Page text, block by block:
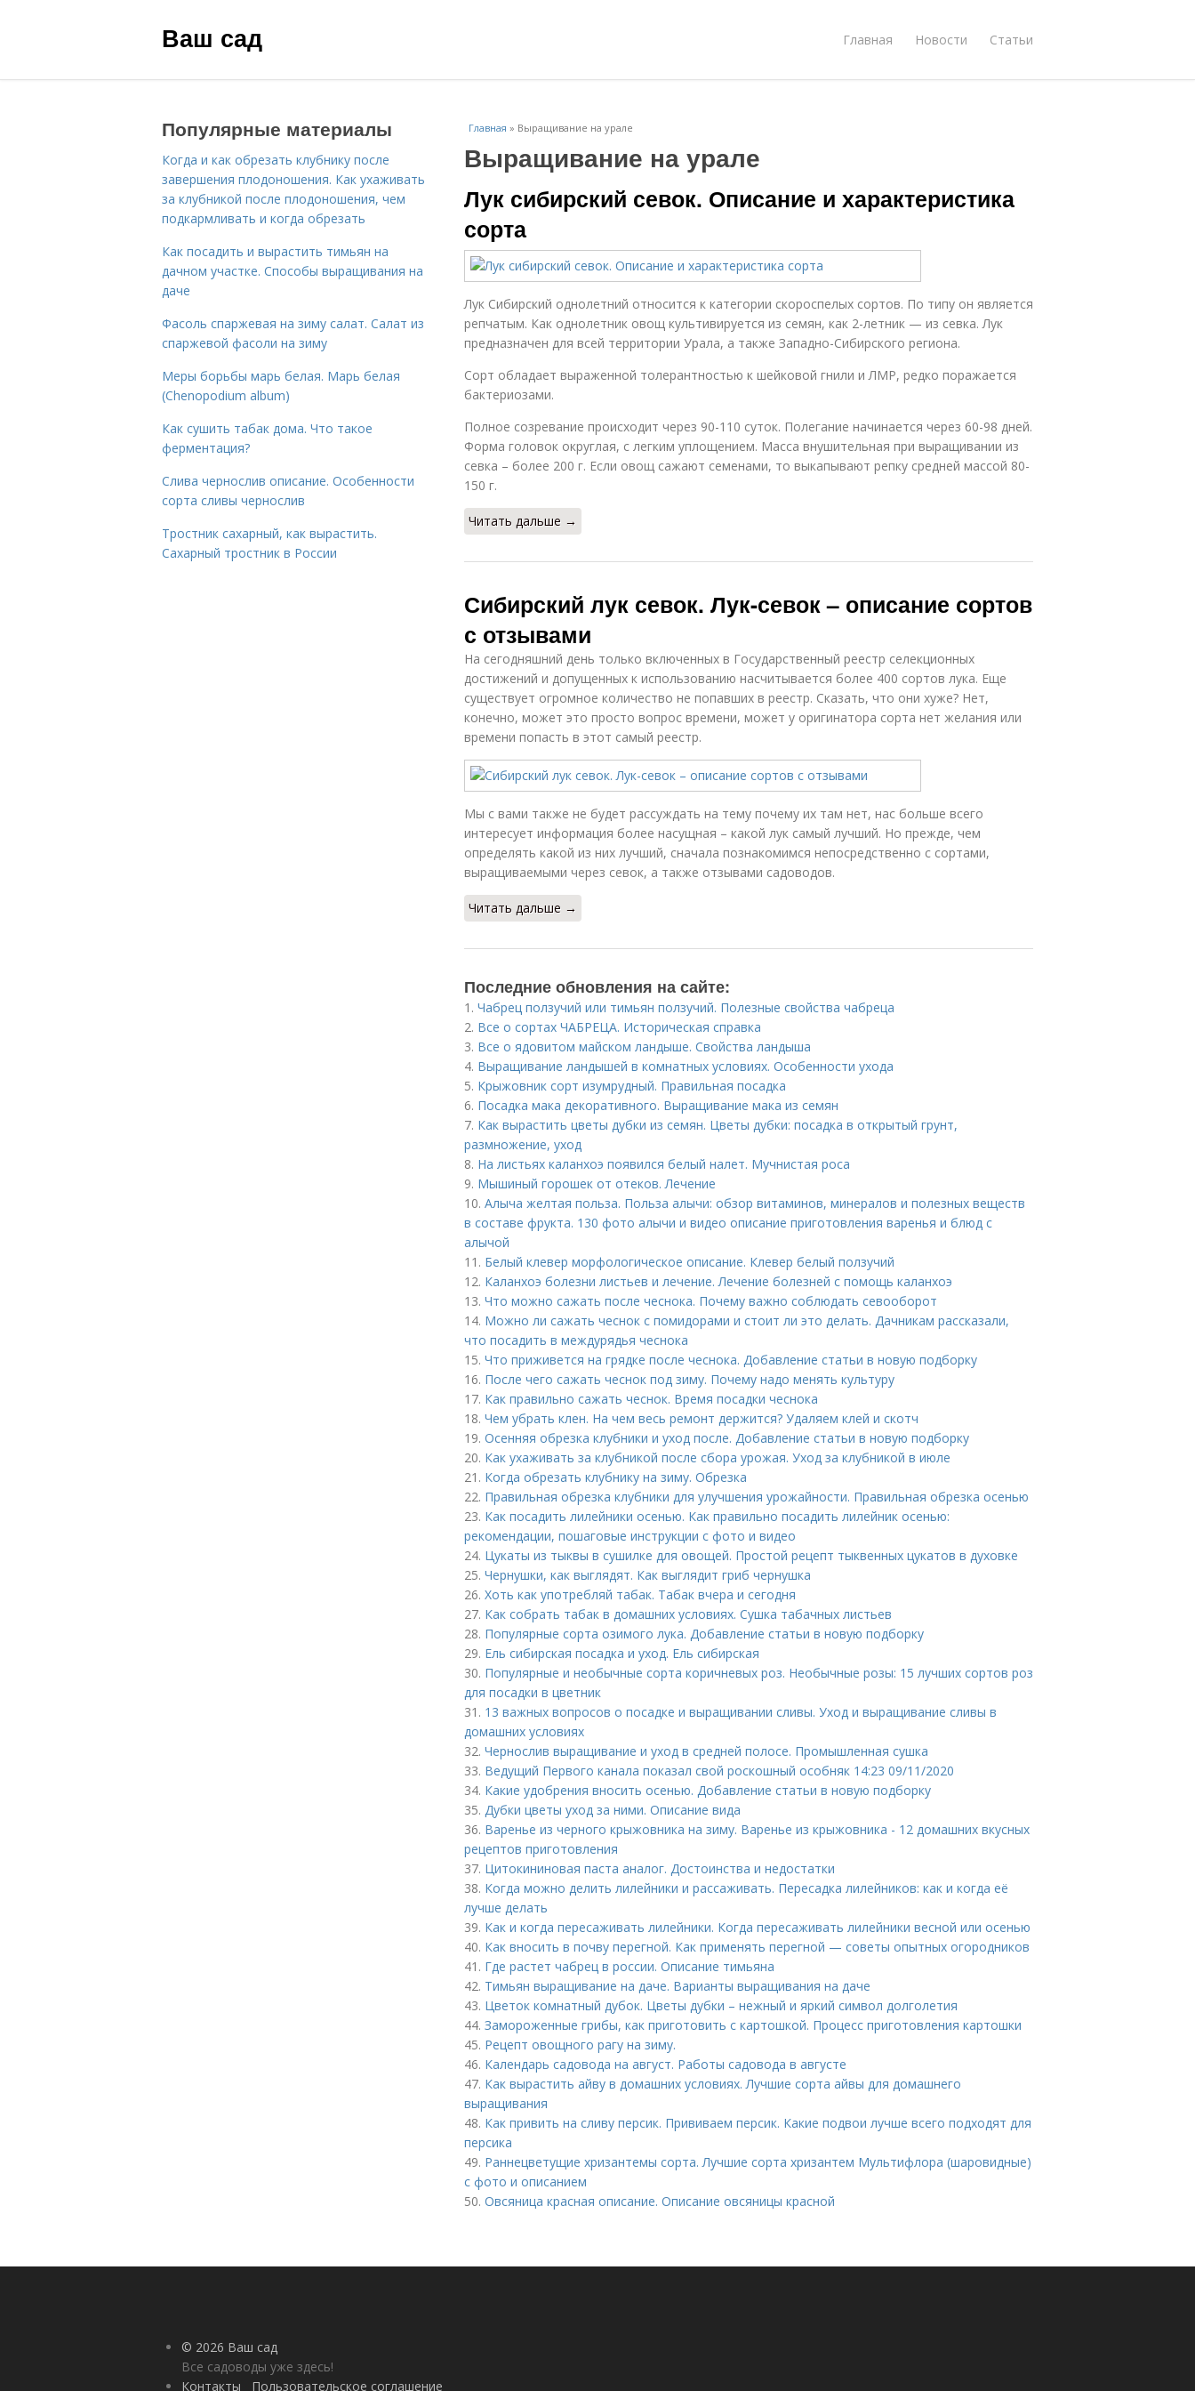
Ваш сад Главная Новости Статьи
Главная » Выращивание на урале
Выращивание на урале
Лук сибирский севок. Описание и характеристика
сорта
Лук Сибирский однолетний относится к категории скороспелых сортов. По типу он является
репчатым. Как однолетник овощ культивируется из семян, как 2-летник — из севка. Лук
предназначен для всей территории Урала, а также Западно-Сибирского региона.
Сорт обладает выраженной толерантностью к шейковой гнили и ЛМР, редко поражается
бактериозами.
Полное созревание происходит через 90-110 суток. Полегание начинается через 60-98 дней.
Форма головок округлая, с легким уплощением. Масса внушительная при выращивании из
севка – более 200 г. Если овощ сажают семенами, то выкапывают репку средней массой 80-
150 г.
Читать дальше →
Сибирский лук севок. Лук-севок – описание сортов
с отзывами
На сегодняшний день только включенных в Государственный реестр селекционных
достижений и допущенных к использованию насчитывается более 400 сортов лука. Еще
существует огромное количество не попавших в реестр. Сказать, что они хуже? Нет,
конечно, может это просто вопрос времени, может у оригинатора сорта нет желания или
времени попасть в этот самый реестр.
Мы с вами также не будет рассуждать на тему почему их там нет, нас больше всего
интересует информация более насущная – какой лук самый лучший. Но прежде, чем
определять какой из них лучший, сначала познакомимся непосредственно с сортами,
выращиваемыми через севок, а также отзывами садоводов.
Читать дальше →
Последние обновления на сайте:
1. Чабрец ползучий или тимьян ползучий. Полезные свойства чабреца
2. Все о сортах ЧАБРЕЦА. Историческая справка
3. Все о ядовитом майском ландыше. Свойства ландыша
4. Выращивание ландышей в комнатных условиях. Особенности ухода
5. Крыжовник сорт изумрудный. Правильная посадка
6. Посадка мака декоративного. Выращивание мака из семян
7. Как вырастить цветы дубки из семян. Цветы дубки: посадка в открытый грунт,
размножение, уход
8. На листьях каланхоэ появился белый налет. Мучнистая роса
9. Мышиный горошек от отеков. Лечение
10. Алыча желтая польза. Польза алычи: обзор витаминов, минералов и полезных веществ
в составе фрукта. 130 фото алычи и видео описание приготовления варенья и блюд с
алычой
11. Белый клевер морфологическое описание. Клевер белый ползучий
12. Каланхоэ болезни листьев и лечение. Лечение болезней с помощь каланхоэ
13. Что можно сажать после чеснока. Почему важно соблюдать севооборот
14. Можно ли сажать чеснок с помидорами и стоит ли это делать. Дачникам рассказали,
что посадить в междурядья чеснока
15. Что приживется на грядке после чеснока. Добавление статьи в новую подборку
16. После чего сажать чеснок под зиму. Почему надо менять культуру
17. Как правильно сажать чеснок. Время посадки чеснока
18. Чем убрать клен. На чем весь ремонт держится? Удаляем клей и скотч
19. Осенняя обрезка клубники и уход после. Добавление статьи в новую подборку
20. Как ухаживать за клубникой после сбора урожая. Уход за клубникой в июле
21. Когда обрезать клубнику на зиму. Обрезка
22. Правильная обрезка клубники для улучшения урожайности. Правильная обрезка осенью
23. Как посадить лилейники осенью. Как правильно посадить лилейник осенью:
рекомендации, пошаговые инструкции с фото и видео
24. Цукаты из тыквы в сушилке для овощей. Простой рецепт тыквенных цукатов в духовке
25. Чернушки, как выглядят. Как выглядит гриб чернушка
26. Хоть как употребляй табак. Табак вчера и сегодня
27. Как собрать табак в домашних условиях. Сушка табачных листьев
28. Популярные сорта озимого лука. Добавление статьи в новую подборку
29. Ель сибирская посадка и уход. Ель сибирская
30. Популярные и необычные сорта коричневых роз. Необычные розы: 15 лучших сортов роз
для посадки в цветник
31. 13 важных вопросов о посадке и выращивании сливы. Уход и выращивание сливы в
домашних условиях
32. Чернослив выращивание и уход в средней полосе. Промышленная сушка
33. Ведущий Первого канала показал свой роскошный особняк 14:23 09/11/2020
34. Какие удобрения вносить осенью. Добавление статьи в новую подборку
35. Дубки цветы уход за ними. Описание вида
36. Варенье из черного крыжовника на зиму. Варенье из крыжовника - 12 домашних вкусных
рецептов приготовления
37. Цитокининовая паста аналог. Достоинства и недостатки
38. Когда можно делить лилейники и рассаживать. Пересадка лилейников: как и когда её
лучше делать
39. Как и когда пересаживать лилейники. Когда пересаживать лилейники весной или осенью
40. Как вносить в почву перегной. Как применять перегной — советы опытных огородников
41. Где растет чабрец в россии. Описание тимьяна
42. Тимьян выращивание на даче. Варианты выращивания на даче
43. Цветок комнатный дубок. Цветы дубки – нежный и яркий символ долголетия
44. Замороженные грибы, как приготовить с картошкой. Процесс приготовления картошки
45. Рецепт овощного рагу на зиму.
46. Календарь садовода на август. Работы садовода в августе
47. Как вырастить айву в домашних условиях. Лучшие сорта айвы для домашнего
выращивания
48. Как привить на сливу персик. Прививаем персик. Какие подвои лучше всего подходят для
персика
49. Раннецветущие хризантемы сорта. Лучшие сорта хризантем Мультифлора (шаровидные)
с фото и описанием
50. Овсяница красная описание. Описание овсяницы красной
Популярные материалы
Когда и как обрезать клубнику после
завершения плодоношения. Как ухаживать
за клубникой после плодоношения, чем
подкармливать и когда обрезать
Как посадить и вырастить тимьян на
дачном участке. Способы выращивания на
даче
Фасоль спаржевая на зиму салат. Салат из
спаржевой фасоли на зиму
Меры борьбы марь белая. Марь белая
(Chenopodium album)
Как сушить табак дома. Что такое
ферментация?
Слива чернослив описание. Особенности
сорта сливы чернослив
Тростник сахарный, как вырастить.
Сахарный тростник в России
© 2026 Ваш сад
Все садоводы уже здесь!
Контакты
Пользовательское соглашение